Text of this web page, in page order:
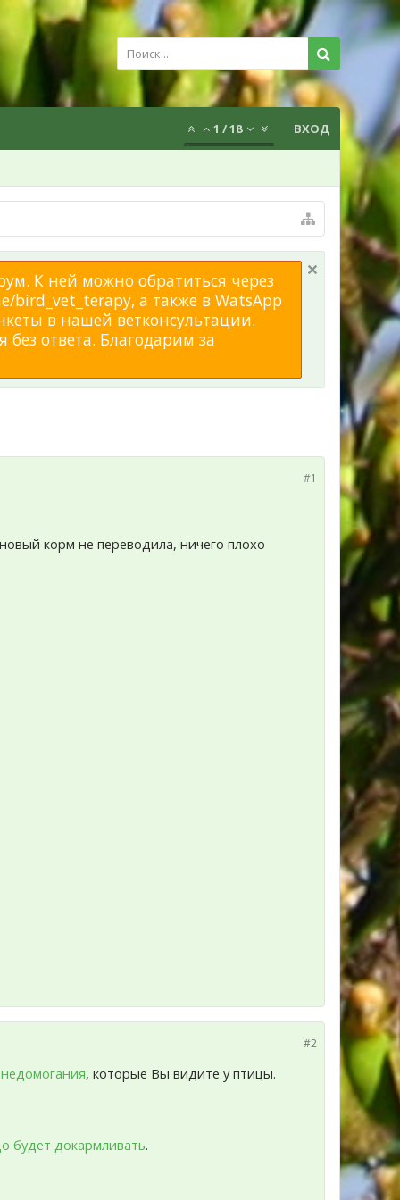
1 /18 ВХОД
К ней можно обратиться через
bird_vet_terapy, а также в WatsApp
в нашей ветконсультации.
ответа. Благодарим за
#1
корм не переводила, ничего плохо
#2
, которые Вы видите у птицы.
будет докармливать.